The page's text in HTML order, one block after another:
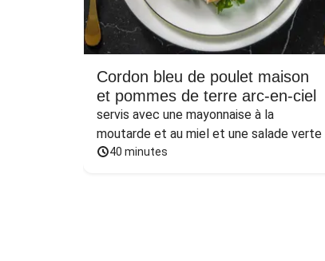
Cordon bleu de poulet maison
et pommes de terre arc-en-ciel
servis avec une mayonnaise à la
moutarde et au miel et une salade verte
40 minutes